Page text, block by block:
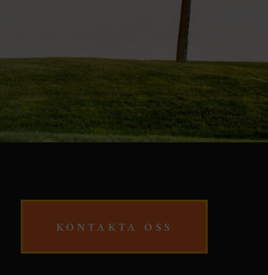
KONTAKTA OSS